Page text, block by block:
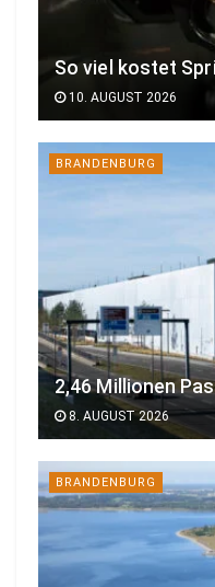
So viel kostet
10. AUGUST 2026
BRANDENBURG
2,46 Millionen
8. AUGUST 2026
BRANDENBURG